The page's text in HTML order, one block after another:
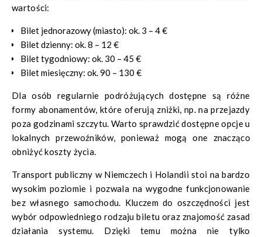
wartości:
Bilet jednorazowy (miasto): ok. 3 – 4 €
Bilet dzienny: ok. 8 – 12 €
Bilet tygodniowy: ok. 30 – 45 €
Bilet miesięczny: ok. 90 – 130 €
Dla osób regularnie podróżujących dostępne są różne
formy abonamentów, które oferują zniżki, np. na przejazdy
poza godzinami szczytu. Warto sprawdzić dostępne opcje u
lokalnych przewoźników, ponieważ mogą one znacząco
obniżyć koszty życia.
Transport publiczny w Niemczech i Holandii stoi na bardzo
wysokim poziomie i pozwala na wygodne funkcjonowanie
bez własnego samochodu. Kluczem do oszczędności jest
wybór odpowiedniego rodzaju biletu oraz znajomość zasad
działania systemu. Dzięki temu można nie tylko